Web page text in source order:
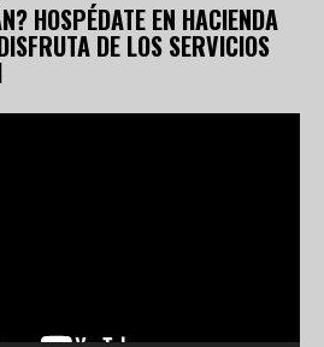
HOSPÉDATE EN HACIENDA
DE LOS SERVICIOS